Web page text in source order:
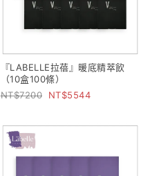
『LABELLE拉蓓』暖底精萃飲
（10盒100條）
7200
5544